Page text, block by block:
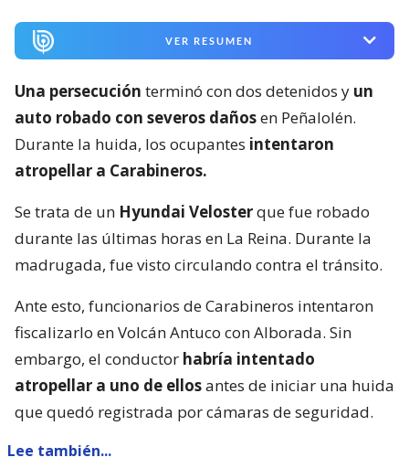
VER RESUMEN
Una persecución terminó con dos detenidos y un
auto robado con severos dañosen Peñalolén.
Durante la huida, los ocupantes intentaron
atropellar a Carabineros.
Se trata de un Hyundai Velosterque fue robado
durante las últimas horas en La Reina. Durante la
madrugada, fue visto circulando contra el tránsito.
Ante esto, funcionarios de Carabineros intentaron
fiscalizarlo en Volcán Antuco con Alborada. Sin
embargo, el conductor habría intentado
atropellar a uno de ellosantes de iniciar una huida
que quedó registrada por cámaras de seguridad.
Lee también...